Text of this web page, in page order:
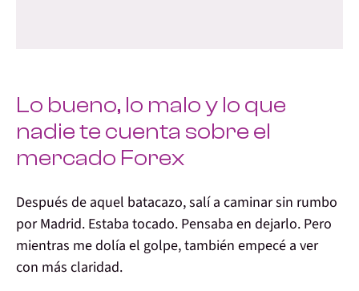
Lo bueno, lo malo y lo que
nadie te cuenta sobre el
mercado Forex
Después de aquel batacazo, salí a caminar sin rumbo
por Madrid. Estaba tocado. Pensaba en dejarlo. Pero
mientras me dolía el golpe, también empecé a ver
con más claridad.